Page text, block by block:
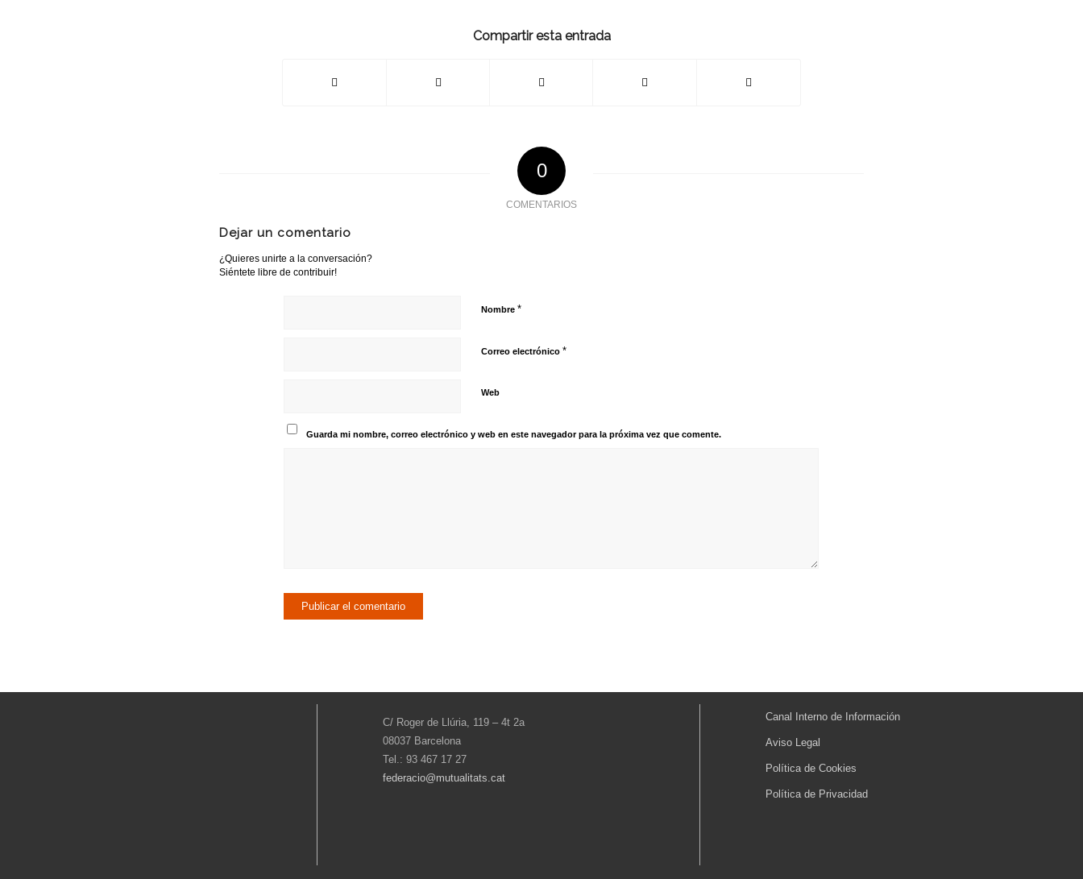
Compartir esta entrada
0
COMENTARIOS
Dejar un comentario
¿Quieres unirte a la conversación?
Siéntete libre de contribuir!
Nombre *
Correo electrónico *
Web
Guarda mi nombre, correo electrónico y web en este navegador para la próxima vez que comente.
C/ Roger de Llúria, 119 – 4t 2a
08037 Barcelona
Tel.: 93 467 17 27
federacio@mutualitats.cat
Canal Interno de Información
Aviso Legal
Política de Cookies
Política de Privacidad